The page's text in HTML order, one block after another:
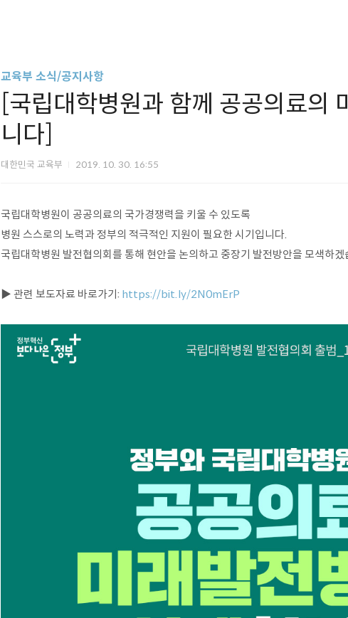
교육부 소식/공지사항
[국립대학병원과 함께 공공의료의
니다]
대한민국 교육부 2019. 10. 30. 16:55
국립대학병원이 공공의료의 국가경쟁력을 키울 수 있도록
병원 스스로의 노력과 정부의 적극적인 지원이 필요한 시기입니다.
국립대학병원 발전협의회를 통해 현안을 논의하고 중장기 발전방안을 모색하겠
▶️ 관련 보도자료 바로가기: https://bit.ly/2N0mErP